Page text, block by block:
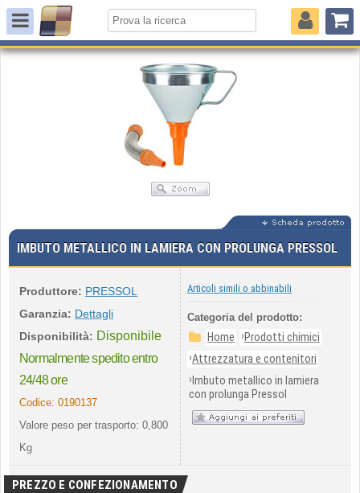
IMBUTO METALLICO IN LAMIERA CON PROLUNGA PRESSOL
Produttore: PRESSOL
Garanzia: Dettagli
Disponibilità: Disponibile
Normalmente spedito entro
24/48 ore
Codice: 0190137
Valore peso per trasporto: 0,800
Kg
Articoli simili o abbinabili
Categoria del prodotto:
Home ›Prodotti chimici
›Attrezzatura e contenitori
› Imbuto metallico in lamiera
con prolunga Pressol
PREZZO E CONFEZIONAMENTO